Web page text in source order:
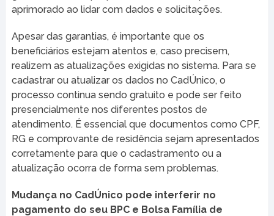
aprimorado ao lidar com dados e solicitações.
Apesar das garantias, é importante que os
beneficiários estejam atentos e, caso precisem,
realizem as atualizações exigidas no sistema. Para se
cadastrar ou atualizar os dados no CadÚnico, o
processo continua sendo gratuito e pode ser feito
presencialmente nos diferentes postos de
atendimento. É essencial que documentos como CPF,
RG e comprovante de residência sejam apresentados
corretamente para que o cadastramento ou a
atualização ocorra de forma sem problemas.
Mudança no CadÚnico pode interferir no
pagamento do seu BPC e Bolsa Família de